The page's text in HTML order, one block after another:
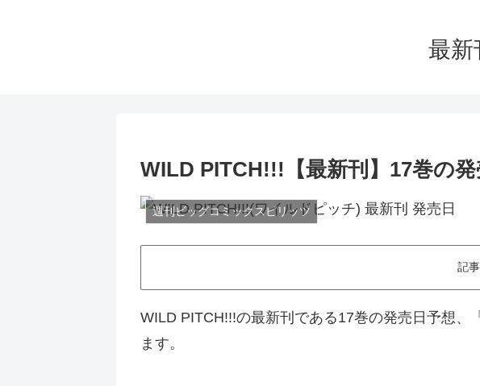
最新
WILD PITCH!!!【最新刊】17巻の
週刊ビッグコミックスピリッツ
記
WILD PITCH!!!の最新刊である17巻の発売日予想、
ます。